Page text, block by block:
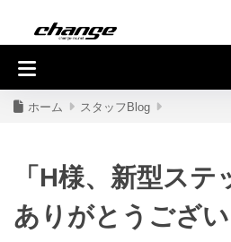
入庫車情報
ホーム スタッフBlog
「H様、新型ステ
ありがとうござい